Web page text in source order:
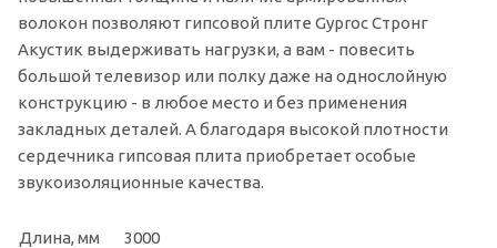
волокон позволяют гипсовой плите Gyproc Стронг
Акустик выдерживать нагрузки, а вам - повесить
большой телевизор или полку даже на однослойную
конструкцию - в любое место и без применения
закладных деталей. А благодаря высокой плотности
сердечника гипсовая плита приобретает особые
звукоизоляционные качества.
Длина, мм
3000